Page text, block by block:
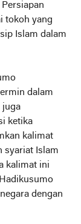
tokoh yang
Islam dalam
dalam
juga
ketika
kalimat
syariat Islam
kalimat ini
dengan